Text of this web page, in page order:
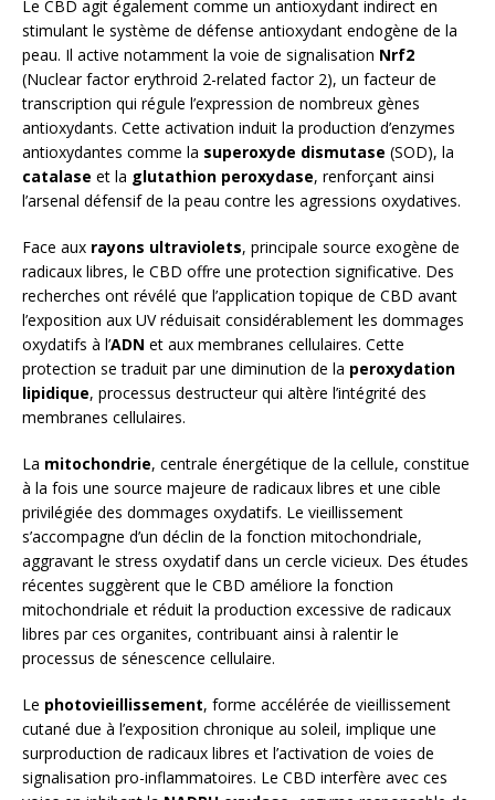
Le CBD agit également comme un antioxydant indirect en
stimulant le système de défense antioxydant endogène de la
peau. Il active notamment la voie de signalisation Nrf2
(Nuclear factor erythroid 2-related factor 2), un facteur de
transcription qui régule l’expression de nombreux gènes
antioxydants. Cette activation induit la production d’enzymes
antioxydantes comme la superoxyde dismutase (SOD), la
catalase et la glutathion peroxydase, renforçant ainsi
l’arsenal défensif de la peau contre les agressions oxydatives.
Face aux rayons ultraviolets, principale source exogène de
radicaux libres, le CBD offre une protection significative. Des
recherches ont révélé que l’application topique de CBD avant
l’exposition aux UV réduisait considérablement les dommages
oxydatifs à l’ADN et aux membranes cellulaires. Cette
protection se traduit par une diminution de la peroxydation
lipidique, processus destructeur qui altère l’intégrité des
membranes cellulaires.
La mitochondrie, centrale énergétique de la cellule, constitue
à la fois une source majeure de radicaux libres et une cible
privilégiée des dommages oxydatifs. Le vieillissement
s’accompagne d’un déclin de la fonction mitochondriale,
aggravant le stress oxydatif dans un cercle vicieux. Des études
récentes suggèrent que le CBD améliore la fonction
mitochondriale et réduit la production excessive de radicaux
libres par ces organites, contribuant ainsi à ralentir le
processus de sénescence cellulaire.
Le photovieillissement, forme accélérée de vieillissement
cutané due à l’exposition chronique au soleil, implique une
surproduction de radicaux libres et l’activation de voies de
signalisation pro-inflammatoires. Le CBD interfère avec ces